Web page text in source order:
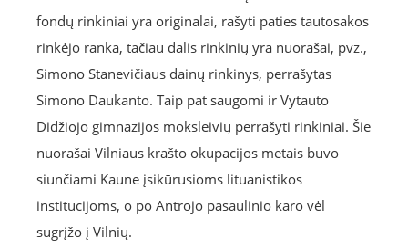
fondų rinkiniai yra originalai, rašyti paties tautosakos
rinkėjo ranka, tačiau dalis rinkinių yra nuorašai, pvz.,
Simono Stanevičiaus dainų rinkinys, perrašytas
Simono Daukanto. Taip pat saugomi ir Vytauto
Didžiojo gimnazijos moksleivių perrašyti rinkiniai. Šie
nuorašai Vilniaus krašto okupacijos metais buvo
siunčiami Kaune įsikūrusioms lituanistikos
institucijoms, o po Antrojo pasaulinio karo vėl
sugrįžo į Vilnių.